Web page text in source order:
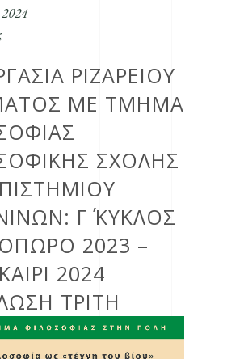
2024
ΡΙΖΑΡΕΙΟΥ
ΜΕ ΤΜΗΜΑ
ΣΧΟΛΗΣ
Γ΄ ΚΎΚΛΟΣ
2023 –
2024
ΤΡΙΤΗ